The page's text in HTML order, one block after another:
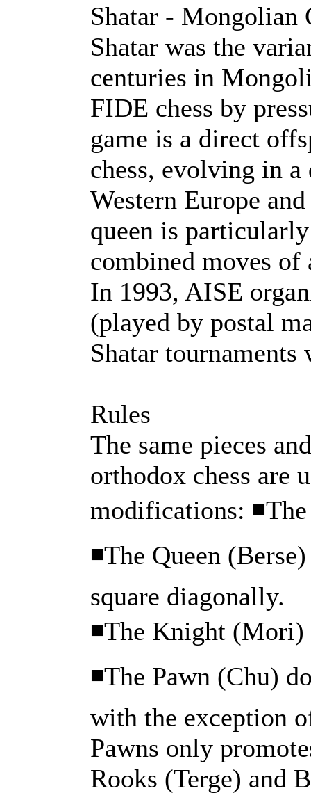
Shatar - Mongolian
Shatar was the
centuries in
FIDE chess by
game is a direct
chess, evolving in
Western Europe
queen is
combined moves of
In 1993, AISE
(played by postal
Shatar
Rules
The same pieces
orthodox chess are
modifications:
◾The Queen
square diagonally.
◾The Knight
◾The Pawn (Chu)
with the exception
Pawns only
Rooks (Terge) and